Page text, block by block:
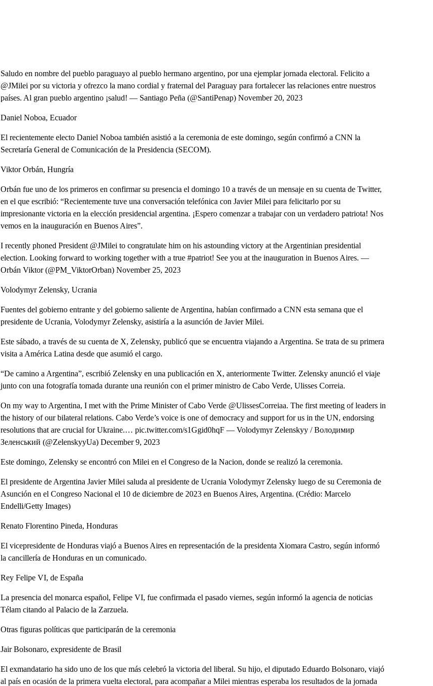
Saludo en nombre del pueblo paraguayo al pueblo hermano argentino, por una ejemplar jornada electoral. Felicito a
@JMilei por su victoria y ofrezco la mano cordial y fraternal del Paraguay para fortalecer las relaciones entre nuestros
países. Al gran pueblo argentino ¡salud! — Santiago Peña (@SantiPenap) November 20, 2023
Daniel Noboa, Ecuador
El recientemente electo Daniel Noboa también asistió a la ceremonia de este domingo, según confirmó a CNN la
Secretaría General de Comunicación de la Presidencia (SECOM).
Viktor Orbán, Hungría
Orbán fue uno de los primeros en confirmar su presencia el domingo 10 a través de un mensaje en su cuenta de Twitter,
en el que escribió: “Recientemente tuve una conversación telefónica con Javier Milei para felicitarlo por su
impresionante victoria en la elección presidencial argentina. ¡Espero comenzar a trabajar con un verdadero patriota! Nos
vemos en la inauguración en Buenos Aires”.
I recently phoned President @JMilei to congratulate him on his astounding victory at the Argentinian presidential
election. Looking forward to working together with a true #patriot! See you at the inauguration in Buenos Aires. —
Orbán Viktor (@PM_ViktorOrban) November 25, 2023
Volodymyr Zelensky, Ucrania
Fuentes del gobierno entrante y del gobierno saliente de Argentina, habían confirmado a CNN esta semana que el
presidente de Ucrania, Volodymyr Zelensky, asistiría a la asunción de Javier Milei.
Este sábado, a través de su cuenta de X, Zelensky, publicó que se encuentra viajando a Argentina. Se trata de su primera
visita a América Latina desde que asumió el cargo.
“De camino a Argentina”, escribió Zelensky en una publicación en X, anteriormente Twitter. Zelensky anunció el viaje
junto con una fotografía tomada durante una reunión con el primer ministro de Cabo Verde, Ulisses Correia.
On my way to Argentina, I met with the Prime Minister of Cabo Verde @UlissesCorreiaa. The first meeting of leaders in
the history of our bilateral relations. Cabo Verde’s voice is one of democracy and support for us in the UN, endorsing
resolutions that are crucial for Ukraine.… pic.twitter.com/s1Ggid0hqF — Volodymyr Zelenskyy / Володимир
Зеленський (@ZelenskyyUa) December 9, 2023
Este domingo, Zelensky se encontró con Milei en el Congreso de la Nacion, donde se realizó la ceremonia.
El presidente de Argentina Javier Milei saluda al presidente de Ucrania Volodymyr Zelensky luego de su Ceremonia de
Asunción en el Congreso Nacional el 10 de diciembre de 2023 en Buenos Aires, Argentina. (Crédio: Marcelo
Endelli/Getty Images)
Renato Florentino Pineda, Honduras
El vicepresidente de Honduras viajó a Buenos Aires en representación de la presidenta Xiomara Castro, según informó
la cancillería de Honduras en un comunicado.
Rey Felipe VI, de España
La presencia del monarca español, Felipe VI, fue confirmada el pasado viernes, según informó la agencia de noticias
Télam citando al Palacio de la Zarzuela.
Otras figuras políticas que participarán de la ceremonia
Jair Bolsonaro, expresidente de Brasil
El exmandatario ha sido uno de los que más celebró la victoria del liberal. Su hijo, el diputado Eduardo Bolsonaro, viajó
al país en ocasión de la primera vuelta electoral, para acompañar a Milei mientras esperaba los resultados de la jornada